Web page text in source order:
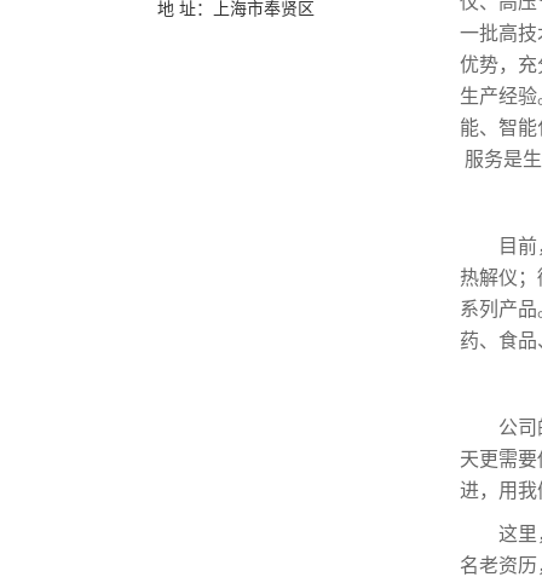
一批高技
优势，充
生产经
能、智
服务是
目前，
热解仪
系列产
药、食
公司的
天更需
进，用我
这里，
名老资
地 址：上海市奉贤区